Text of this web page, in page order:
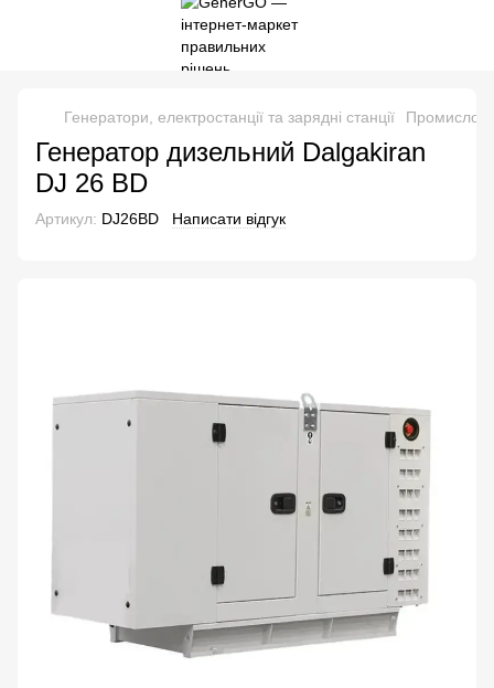
Генератори, електростанції та зарядні станції Промислові
Генератор дизельний Dalgakiran
DJ 26 BD
Артикул: DJ26BD Написати відгук